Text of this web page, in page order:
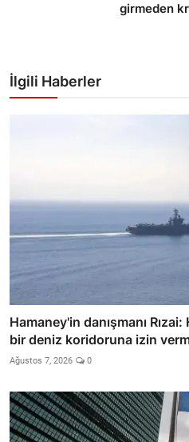
girmeden
İlgili Haberler
Hamaney'in danışmanı
bir deniz koridoruna izin
Ağustos 7, 2026 0